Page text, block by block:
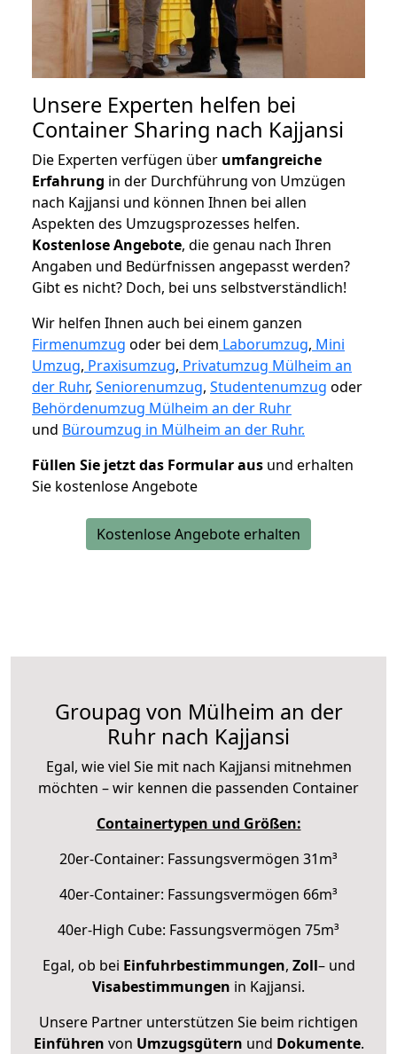
Unsere Experten helfen bei
Container Sharing nach Kajjansi
Die Experten verfügen über umfangreiche
Erfahrung in der Durchführung von Umzügen
nach Kajjansi und können Ihnen bei allen
Aspekten des Umzugsprozesses helfen.
Kostenlose Angebote, die genau nach Ihren
Angaben und Bedürfnissen angepasst werden?
Gibt es nicht? Doch, bei uns selbstverständlich!
Wir helfen Ihnen auch bei einem ganzen
Firmenumzug oder bei dem Laborumzug, Mini
Umzug, Praxisumzug, Privatumzug Mülheim an
der Ruhr, Seniorenumzug, Studentenumzug oder
Behördenumzug Mülheim an der Ruhr
und Büroumzug in Mülheim an der Ruhr.
Füllen Sie jetzt das Formular aus und erhalten
Sie kostenlose Angebote
Kostenlose Angebote erhalten
Groupag von Mülheim an der
Ruhr nach Kajjansi
Egal, wie viel Sie mit nach Kajjansi mitnehmen
möchten – wir kennen die passenden Container
Containertypen und Größen:
20er-Container: Fassungsvermögen 31m³
40er-Container: Fassungsvermögen 66m³
40er-High Cube: Fassungsvermögen 75m³
Egal, ob bei Einfuhrbestimmungen, Zoll– und
Visabestimmungen in Kajjansi.
Unsere Partner unterstützen Sie beim richtigen
Einführen von Umzugsgütern und Dokumente.